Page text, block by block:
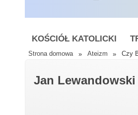
KOŚCIÓŁ KATOLICKI
Strona domowa » Ateizm » Czy
Jan Lewandowski